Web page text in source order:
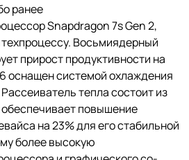
ранее
Snapdragon 7s Gen 2,
Восьмиядерный
прирост продуктивности на
оснащен системой охлаждения
тепла состоит из
повышение
на 23% для его стабильной
более высокую